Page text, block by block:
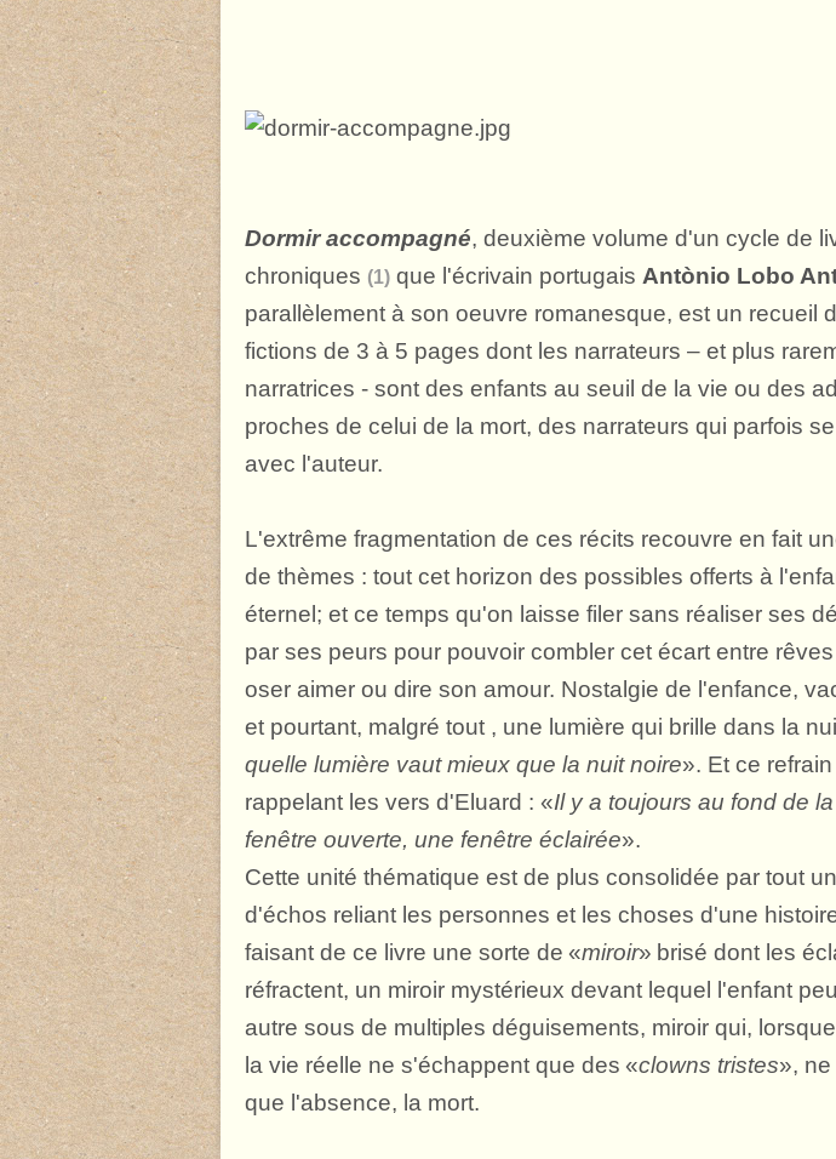
Dormir accompagné, deuxième volume d'un cycle de
chroniques (1) que l'écrivain portugais Antònio Lobo
parallèlement à son oeuvre romanesque, est un recueil
fictions de 3 à 5 pages dont les narrateurs – et plus
narratrices - sont des enfants au seuil de la vie ou des
proches de celui de la mort, des narrateurs qui parfois
avec l'auteur.
L'extrême fragmentation de ces récits recouvre en fait
de thèmes : tout cet horizon des possibles offerts à
éternel; et ce temps qu'on laisse filer sans réaliser ses
par ses peurs pour pouvoir combler cet écart entre
oser aimer ou dire son amour. Nostalgie de l'enfance,
et pourtant, malgré tout , une lumière qui brille dans la
quelle lumière vaut mieux que la nuit noire». Et ce
rappelant les vers d'Eluard : «Il y a toujours au fond de
fenêtre ouverte, une fenêtre éclairée».
Cette unité thématique est de plus consolidée par tout
d'échos reliant les personnes et les choses d'une
faisant de ce livre une sorte de «miroir» brisé dont les
réfractent, un miroir mystérieux devant lequel l'enfant
autre sous de multiples déguisements, miroir qui,
la vie réelle ne s'échappent que des «clowns tristes»,
que l'absence, la mort.